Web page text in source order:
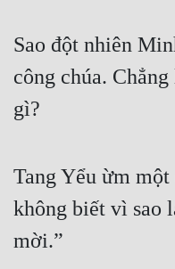
Sao đột nhiên
công chúa.
gì?
Tang Yểu ừm
không biết vì sao
mời.”